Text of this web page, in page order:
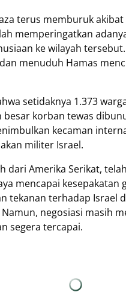
terus memburuk
memperingatkan
ke wilayah
menuduh Hamas
setidaknya 1.373
besar korban tewas
kecaman
militer Israel.
dari Amerika Serikat,
mencapai kesepakatan
tekanan terhadap Israel
negosiasi masih
segera tercapai.